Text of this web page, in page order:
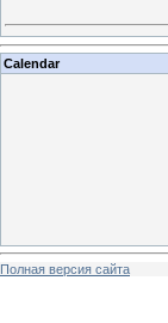
Calendar
Полная версия сайта